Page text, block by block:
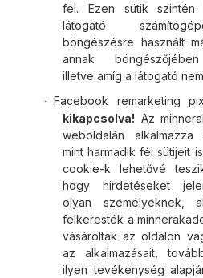
fel. Ezen sütik szintén
látogató
böngészésre használt
annak
illetve amíg a látogató
· Facebook remarketing
kikapcsolva! Az
weboldalán
mint harmadik fél sütijeit
cookie-k lehetővé
hogy hirdetéseket
olyan személyeknek,
felkeresték a
vásároltak az oldalon
az alkalmazásait,
ilyen tevékenység